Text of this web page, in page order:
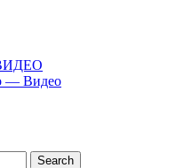
— Видео
Search